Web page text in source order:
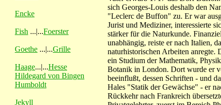
Encke
Fish ...|...Foerster
Goethe ...|...Grille
Haage...|...Hesse
Hildegard von Bingen
Humboldt
Jekyll
sich Georges-Louis deshalb den
"Leclerc de Buffon" zu. Er war
Jurist und Mediziner, interessierte
stärker für die Naturkunde.
unabhängig, reiste er nach Italien,
naturhistorischen Arbeiten anregte.
ein Studium der Mathematik,
Botanik in London. Dort wurde er
beeinflußt, dessen Schriften - und
Hales "Statik der Gewächse" - er
Rückkehr nach Frankreich